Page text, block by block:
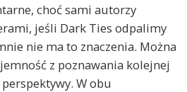
choć sami autorzy
jeśli Dark Ties odpalimy
nie ma to znaczenia. Można
z poznawania kolejnej
W obu